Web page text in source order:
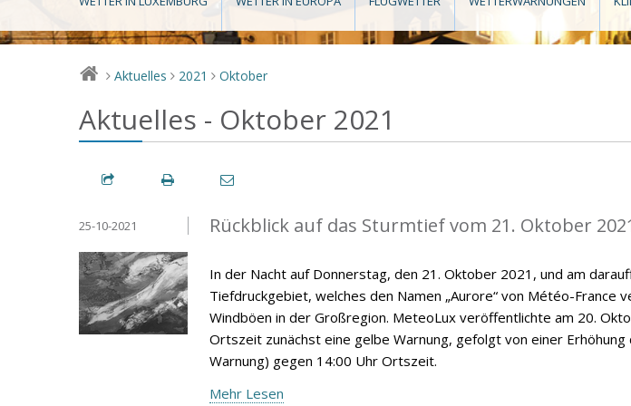
> Aktuelles > 2021 > Oktober
Aktuelles - Oktober 2021
Rückblick auf das Sturmtief vom 21. Oktober
25-10-2021
In der Nacht auf Donnerstag, den 21. Oktober 2021, und am
Tiefdruckgebiet, welches den Namen „Aurore“ von Météo-France
Windböen in der Großregion. MeteoLux veröffentlichte am 20.
Ortszeit zunächst eine gelbe Warnung, gefolgt von einer
Warnung) gegen 14:00 Uhr Ortszeit.
Mehr Lesen